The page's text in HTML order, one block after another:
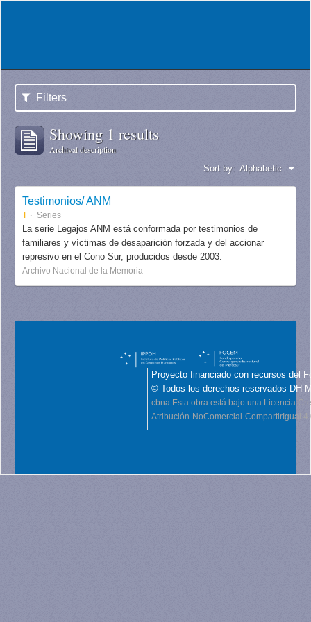
Filters
Showing 1 results
Archival description
Sort by: Alphabetic
Testimonios/ ANM
T Series
La serie Legajos ANM está conformada por testimonios de
familiares y víctimas de desaparición forzada y del accionar
represivo en el Cono Sur, producidos desde 2003.
Archivo Nacional de la Memoria
Proyecto financiado con recursos del
© Todos los derechos reservados DH
cbna Esta obra está bajo una Licencia
Atribución-NoComercial-CompartirIgual